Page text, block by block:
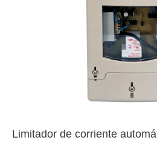
Limitador de corriente